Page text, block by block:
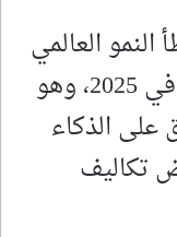
العالمي
إلى 2.9 % في 2026 من 3.4 % في 2025، وهو
الإنفاق على الذكاء
تكاليف